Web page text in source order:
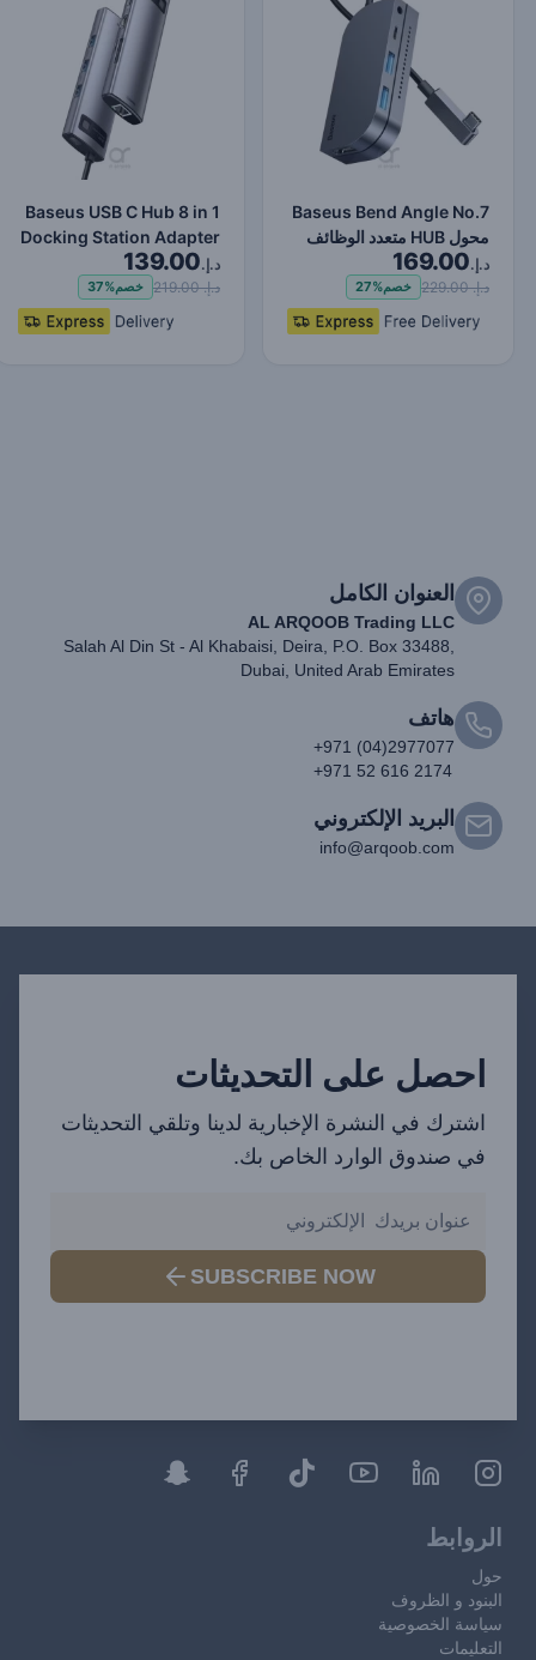
Baseus Bend Angle No.7
محول HUB متعدد الوظائف
من النوع C ترقية ر…
د.إ.169.00
د.إ. 229.00 خصم27%
Baseus USB C Hub 8 in 1
Docking Station Adapter
مع 4K HDMI لأجهز…
د.إ.139.00
د.إ. 219.00 خصم37%
العنوان الكامل
AL ARQOOB Trading LLC
Salah Al Din St - Al Khabaisi, Deira, P.O. Box 33488,
Dubai, United Arab Emirates
هاتف
+971 (04)2977077
+971 52 616 2174
البريد الإلكتروني
info@arqoob.com
احصل على التحديثات
اشترك في النشرة الإخبارية لدينا وتلقي التحديثات
في صندوق الوارد الخاص بك.
SUBSCRIBE NOW
الروابط
حول
البنود و الظروف
سياسة الخصوصية
التعليمات